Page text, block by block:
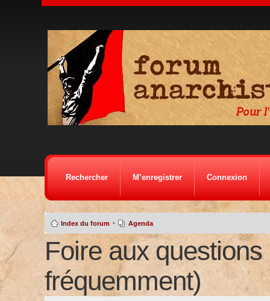
Rechercher M’enregistrer Connexion
Index du forum • Agenda
Foire aux
fréquemment)